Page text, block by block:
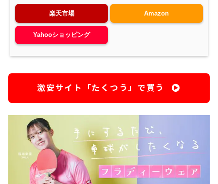
楽天市場 Amazon
Yahooショッピング
激安サイト「たくつう」で買う